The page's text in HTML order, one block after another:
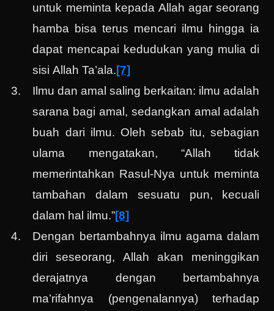
untuk meminta kepada Allah agar seorang
hamba bisa terus mencari ilmu hingga ia
dapat mencapai kedudukan yang mulia di
sisi Allah Ta’ala.[7]
Ilmu dan amal saling berkaitan: ilmu adalah
sarana bagi amal, sedangkan amal adalah
buah dari ilmu. Oleh sebab itu, sebagian
ulama mengatakan, “Allah tidak
memerintahkan Rasul-Nya untuk meminta
tambahan dalam sesuatu pun, kecuali
dalam hal ilmu.”[8]
Dengan bertambahnya ilmu agama dalam
diri seseorang, Allah akan meninggikan
derajatnya dengan bertambahnya
ma’rifahnya (pengenalannya) terhadap